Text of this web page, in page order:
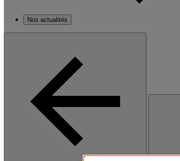
Nos actualités